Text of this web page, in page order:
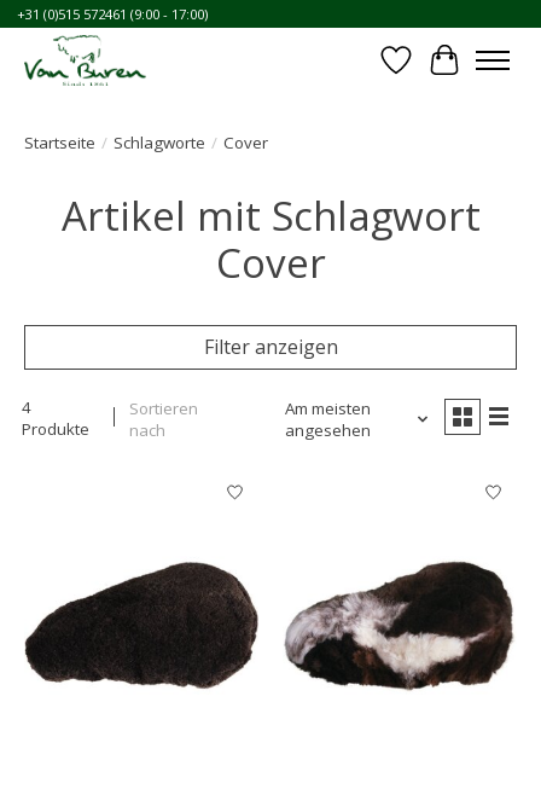
+31 (0)515 572461 (9:00 - 17:00)
Wunschzettel
Ihr
Startseite / Schlagworte / Cover
Artikel mit Schlagwort
Cover
Filter anzeigen
4
Produkte
Sortieren
nach
Am meisten
angesehen